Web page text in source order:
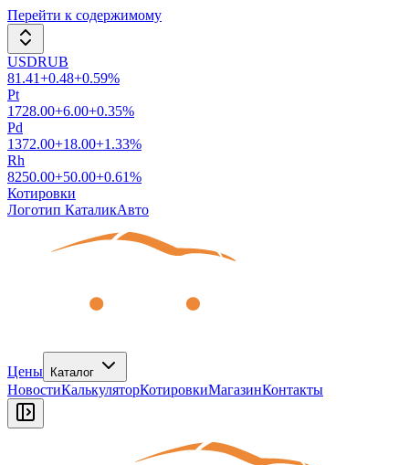
Перейти к содержимому
USDRUB
81.41+0.48+0.59%
Pt
1728.00+6.00+0.35%
Pd
1372.00+18.00+1.33%
Rh
8250.00+50.00+0.61%
Котировки
Логотип КаталикАвто
Цены Каталог
НовостиКалькуляторКотировкиМагазинКонтакты